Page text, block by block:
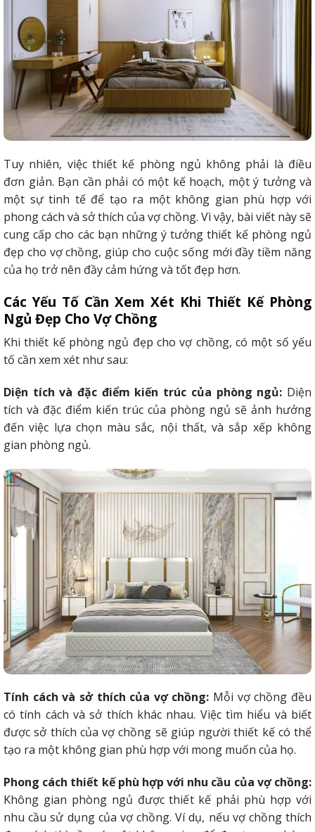
Tuy nhiên, việc thiết kế phòng ngủ không phải là điều
đơn giản. Bạn cần phải có một kế hoạch, một ý tưởng và
một sự tinh tế để tạo ra một không gian phù hợp với
phong cách và sở thích của vợ chồng. Vì vậy, bài viết này sẽ
cung cấp cho các bạn những ý tưởng thiết kế phòng ngủ
đẹp cho vợ chồng, giúp cho cuộc sống mới đầy tiềm năng
của họ trở nên đầy cảm hứng và tốt đẹp hơn.
Các Yếu Tố Cần Xem Xét Khi Thiết Kế Phòng
Ngủ Đẹp Cho Vợ Chồng
Khi thiết kế phòng ngủ đẹp cho vợ chồng, có một số yếu
tố cần xem xét như sau:
Diện tích và đặc điểm kiến trúc của phòng ngủ: Diện
tích và đặc điểm kiến trúc của phòng ngủ sẽ ảnh hưởng
đến việc lựa chọn màu sắc, nội thất, và sắp xếp không
gian phòng ngủ.
Tính cách và sở thích của vợ chồng: Mỗi vợ chồng đều
có tính cách và sở thích khác nhau. Việc tìm hiểu và biết
được sở thích của vợ chồng sẽ giúp người thiết kế có thể
tạo ra một không gian phù hợp với mong muốn của họ.
Phong cách thiết kế phù hợp với nhu cầu của vợ chồng:
Không gian phòng ngủ được thiết kế phải phù hợp với
nhu cầu sử dụng của vợ chồng. Ví dụ, nếu vợ chồng thích